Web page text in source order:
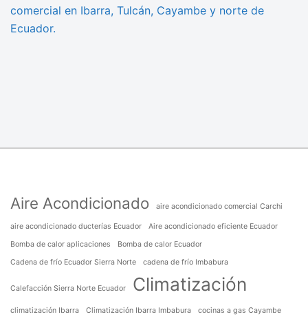
comercial en Ibarra, Tulcán, Cayambe y norte de
Ecuador.
Aire Acondicionado aire acondicionado comercial Carchi
aire acondicionado ducterías Ecuador
Aire acondicionado eficiente Ecuador
Bomba de calor aplicaciones
Bomba de calor Ecuador
Cadena de frío Ecuador Sierra Norte
cadena de frío Imbabura
Calefacción Sierra Norte Ecuador Climatización
climatización Ibarra Climatización Ibarra Imbabura cocinas a gas Cayambe